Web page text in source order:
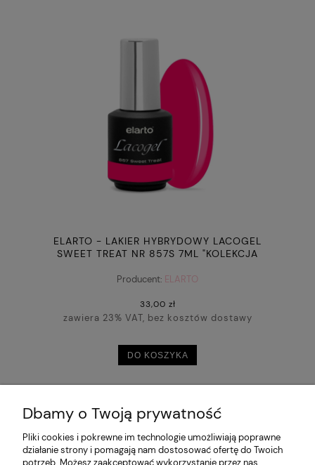
ELARTO - LAKIER HYBRYDOWY LACOGEL
SWEET TREAT NR 857S 7ML "KOLEKCJA
Producent: ELARTO
33,00 zł
zawiera 23% VAT, bez kosztów dostawy
DO KOSZYKA
Dbamy o Twoją prywatność
Pliki cookies i pokrewne im technologie umożliwiają poprawne
działanie strony i pomagają nam dostosować ofertę do Twoich
potrzeb. Możesz zaakceptować wykorzystanie przez nas